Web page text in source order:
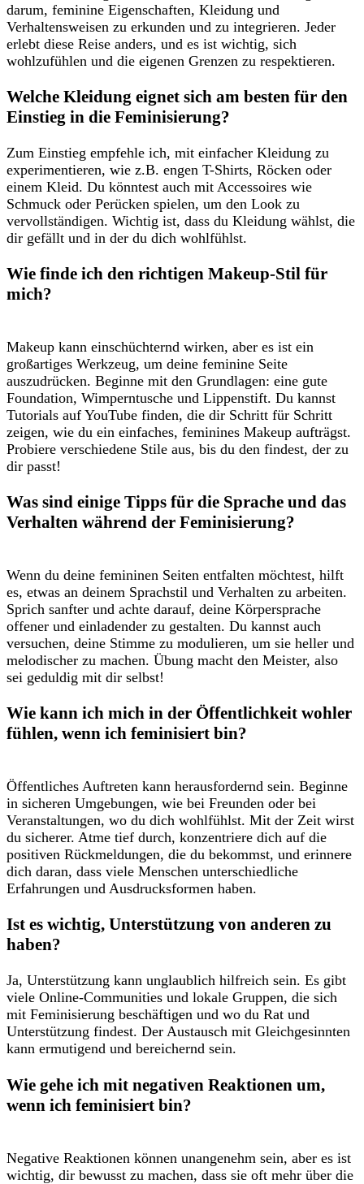
darum, feminine ‌Eigenschaften, Kleidung und ​
Verhaltensweisen zu erkunden und zu integrieren. Jeder
⁣erlebt⁤ diese Reise anders, und ‌es ist wichtig, ​sich
wohlzufühlen und die ⁤eigenen Grenzen zu respektieren.
Welche ‌Kleidung ‍eignet sich am besten für den
Einstieg in die Feminisierung?
Zum Einstieg empfehle⁤ ich, mit einfacher ⁣Kleidung zu ​
experimentieren, wie z.B. engen T-Shirts, Röcken oder
einem Kleid. Du könntest auch mit Accessoires wie
Schmuck oder Perücken spielen, um den Look zu
vervollständigen. Wichtig ist, dass du Kleidung ⁣wählst, die
dir gefällt und in der du dich ‌wohlfühlst.
Wie finde ich den richtigen Makeup-Stil für
mich?
Makeup kann einschüchternd wirken, aber⁢ es ist ein
großartiges Werkzeug, um deine feminine‌ Seite
auszudrücken. Beginne mit den Grundlagen: eine ​gute
Foundation, Wimperntusche und Lippenstift. Du kannst
Tutorials auf YouTube finden, die dir Schritt für Schritt
zeigen, wie du ein ​einfaches, feminines ⁢Makeup aufträgst.
Probiere verschiedene Stile‌ aus, bis du den findest, der ​zu ​
dir passt!
Was sind einige Tipps für die⁤ Sprache und das
Verhalten während der Feminisierung?
Wenn du deine ​femininen Seiten entfalten möchtest, hilft
es, etwas an deinem Sprachstil und Verhalten zu ​arbeiten.
Sprich sanfter und⁣ achte darauf, deine Körpersprache
offener und einladender zu gestalten. Du kannst⁢ auch
versuchen, deine Stimme zu modulieren,‌ um sie heller und
melodischer zu machen. Übung macht den Meister, also
sei ​geduldig mit dir selbst!
Wie kann ich mich in ‌der Öffentlichkeit wohler
fühlen, wenn ich feminisiert bin?
Öffentliches ​Auftreten kann‍ herausfordernd sein. Beginne
in sicheren ​Umgebungen, wie bei Freunden oder bei
Veranstaltungen, wo du dich wohlfühlst. Mit der Zeit wirst
du sicherer. Atme tief durch, konzentriere dich auf⁣ die
positiven Rückmeldungen, die du​ bekommst, und⁤ erinnere
dich daran, dass viele Menschen unterschiedliche
Erfahrungen und​ Ausdrucksformen haben.
Ist es wichtig, Unterstützung von anderen zu
haben?
Ja, Unterstützung kann unglaublich hilfreich‌ sein.‌ Es ‍gibt
⁤viele Online-Communities und lokale Gruppen, die ⁢sich
mit Feminisierung beschäftigen und wo du ⁣Rat und
Unterstützung findest. Der Austausch​ mit Gleichgesinnten
kann ermutigend und bereichernd⁣ sein.
Wie ‌gehe ‌ich mit negativen‌ Reaktionen um,
wenn ich feminisiert bin?
Negative Reaktionen können unangenehm sein, aber es ​ist
wichtig, dir bewusst zu machen, dass ​sie oft mehr über ⁣die